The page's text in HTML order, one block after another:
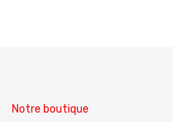
Notre boutique